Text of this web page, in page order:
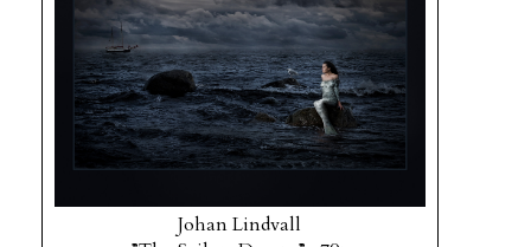
Johan Lindvall